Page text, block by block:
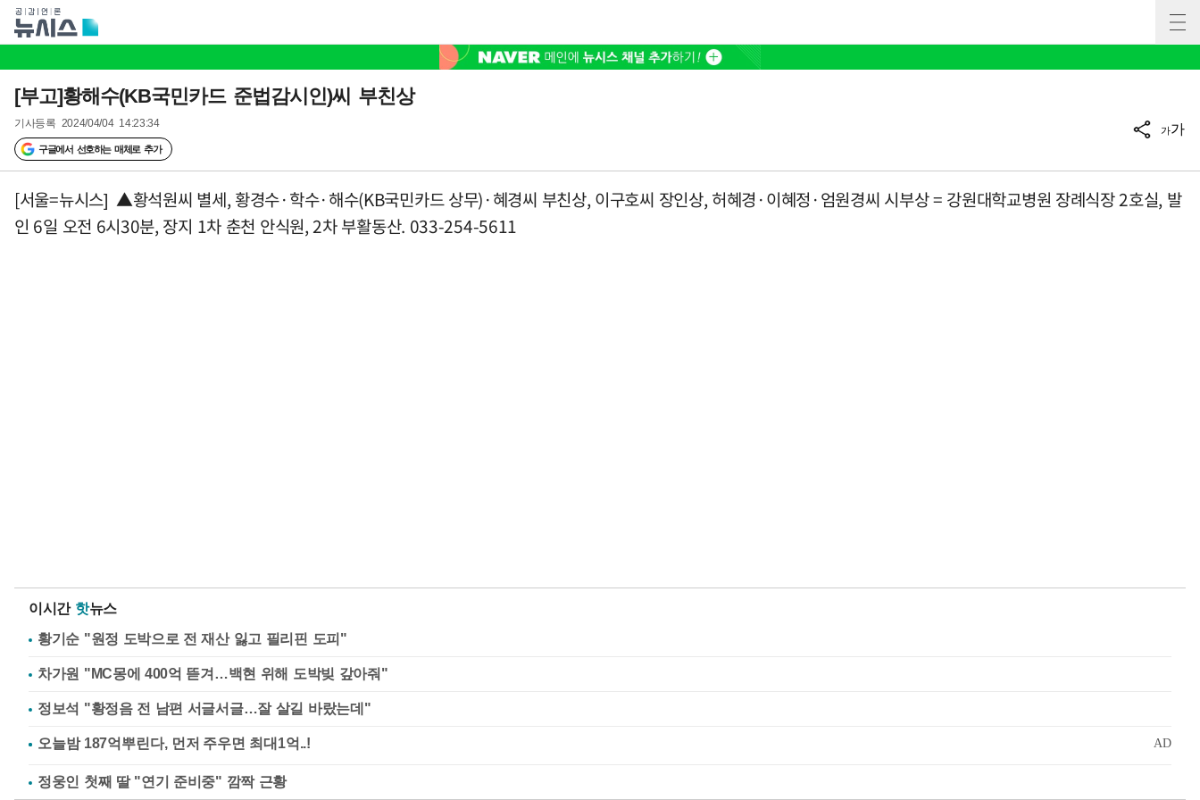
[부고]황해수(KB국민카드 준법감시인)씨 부친상
기사등록 2024/04/04 14:23:34
구글에서 선호하는 매체로 추가
가가
[서울=뉴시스] ▲황석원씨 별세, 황경수·학수·해수(KB국민카드 상무)·혜경씨 부친상, 이구호씨 장인상, 허혜경·이혜정·엄원경씨 시부상 = 강원대학교병원 장례식장 2호실, 발
인 6일 오전 6시30분, 장지 1차 춘천 안식원, 2차 부활동산. 033-254-5611
이시간 핫뉴스
황기순 "원정 도박으로 전 재산 잃고 필리핀 도피"
차가원 "MC몽에 400억 뜯겨…백현 위해 도박빚 갚아줘"
정보석 "황정음 전 남편 서글서글…잘 살길 바랐는데"
정웅인 첫째 딸 "연기 준비중" 깜짝 근황